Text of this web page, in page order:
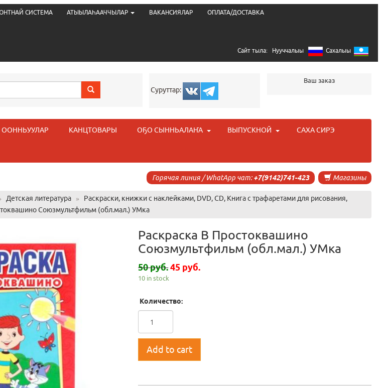
СИСТЕМА АТЫЫЛАҺААЧЧЫЛАР ВАКАНСИЯЛАР ОПЛАТА/ДОСТАВКА
Сайт тыла: Нууччалыы Сахалыы
Суруттар:
Ваш заказ
ООННЬУУЛАР КАНЦТОВАРЫ ОҔО СЫННЬАЛАҤА ВЫПУСКНОЙ САХА СИРЭ
Магазины
Горячая линия / WhatApp чат:+7(9142)741-423
Детская литература »
Раскраски, книжки с наклейками, DVD, CD, Книга с трафаретами для рисования,
Союзмультфильм (обл.мал.) УМка
Раскраска В Простоквашино
Союзмультфильм (обл.мал.) УМка
50 руб. 45 руб.
10 in stock
Количество:
Add to cart